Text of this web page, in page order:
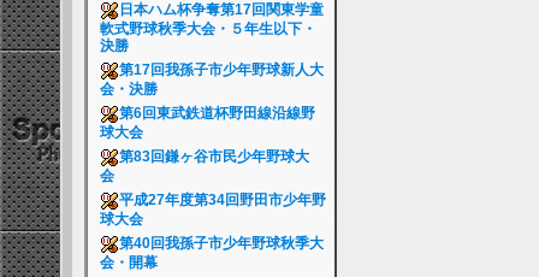
日本ハム杯争奪第17回関東学童
軟式野球秋季大会・５年生以下・
決勝
第17回我孫子市少年野球新人大
会・決勝
第6回東武鉄道杯野田線沿線野
球大会
第83回鎌ヶ谷市民少年野球大
会
平成27年度第34回野田市少年野
球大会
第40回我孫子市少年野球秋季大
会・開幕